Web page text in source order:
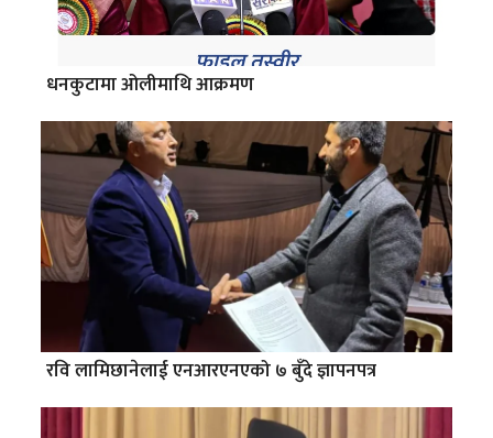
धनकुटामा ओलीमाथि आक्रमण
रवि लामिछानेलाई एनआरएनएको ७ बुँदे ज्ञापनपत्र